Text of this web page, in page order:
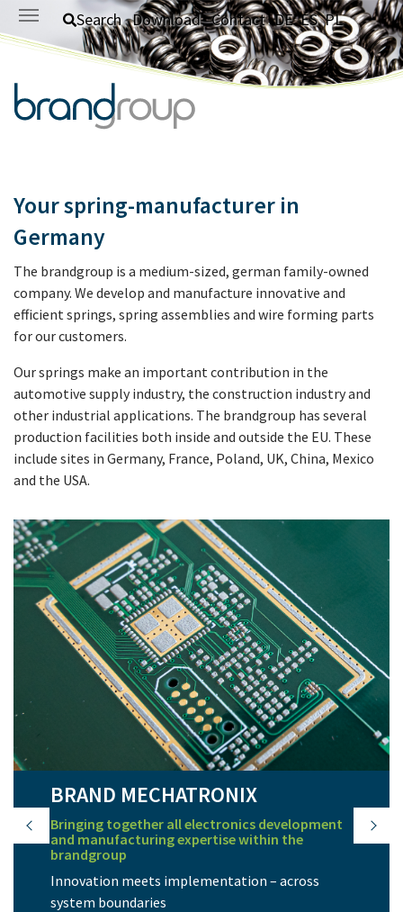
Skip to main content
Search Download Contact DE ES PL
Your spring-manufacturer in
Germany
The brandgroup is a medium-sized, german family-owned
company. We develop and manufacture innovative and
efficient springs, spring assemblies and wire forming parts
for our customers.
Our springs make an important contribution in the
automotive supply industry, the construction industry and
other industrial applications. The brandgroup has several
production facilities both inside and outside the EU. These
include sites in Germany, France, Poland, UK, China, Mexico
and the USA.
BRAND MECHATRONIX
Bringing together all electronics development
and manufacturing expertise within the
brandgroup
Innovation meets implementation – across
system boundaries
Previous Next